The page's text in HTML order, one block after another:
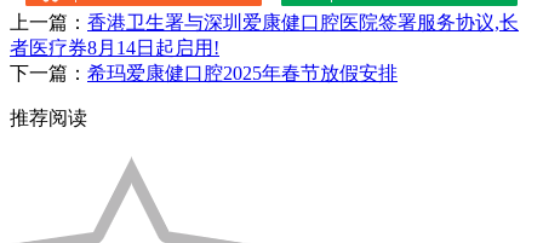
上一篇： 香港卫生署与深圳爱康健口腔医院签署服务协议,长
者医疗券8月14日起启用!
下一篇： 希玛爱康健口腔2025年春节放假安排
推荐阅读